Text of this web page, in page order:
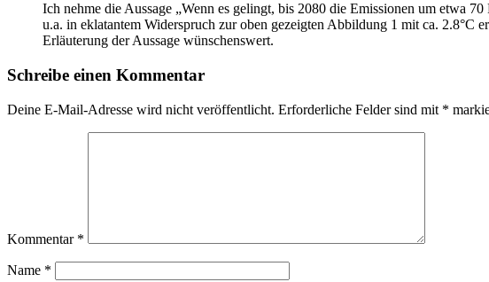
Ich nehme die Aussage „Wenn es gelingt, bis 2080 die Emissionen um etwa
u.a. in eklatantem Widerspruch zur oben gezeigten Abbildung 1 mit ca. 2.8°C
Erläuterung der Aussage wünschenswert.
Schreibe einen Kommentar
Deine E-Mail-Adresse wird nicht veröffentlicht. Erforderliche Felder sind mit *
Kommentar *
Name *